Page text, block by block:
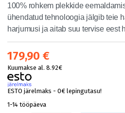
100% rohkem plekkide
ühendatud tehnoloogia jälgib teie
harjumusi ja aitab suu tervise eest
179,90 €
Kuumakse al. 8.92€
ESTO järelmaks - 0€ lepingutasu!
1-14 tööpäeva